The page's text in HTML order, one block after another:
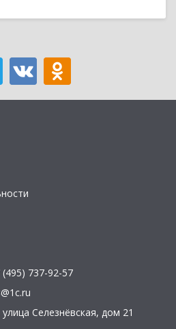
(495) 737-92-57
улица Селезнёвская, дом 21